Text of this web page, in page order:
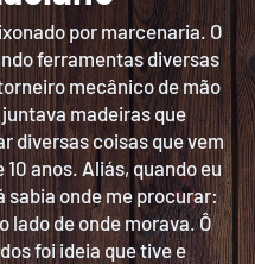
por marcenaria. O
ferramentas diversas
mecânico de mão
madeiras que
diversas coisas que vem
anos. Aliás, quando eu
sabia onde me procurar:
lado de onde morava. Ô
foi ideia que tive e